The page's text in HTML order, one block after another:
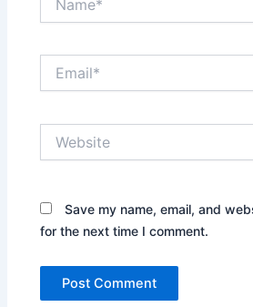
Save my name, email, and
for the next time I comment.